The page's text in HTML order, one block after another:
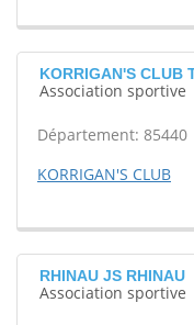
KORRIGAN'S
Association sportive
Département: 85440
KORRIGAN'S CLUB
RHINAU JS RHINAU
Association sportive